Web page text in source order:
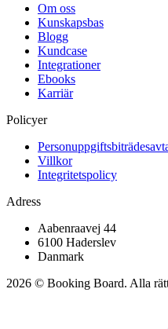
Om oss
Kunskapsbas
Blogg
Kundcase
Integrationer
Ebooks
Karriär
Policyer
Villkor
Integritetspolicy
Adress
Aabenraavej 44
6100 Haderslev
Danmark
2026 © Booking Board. Alla